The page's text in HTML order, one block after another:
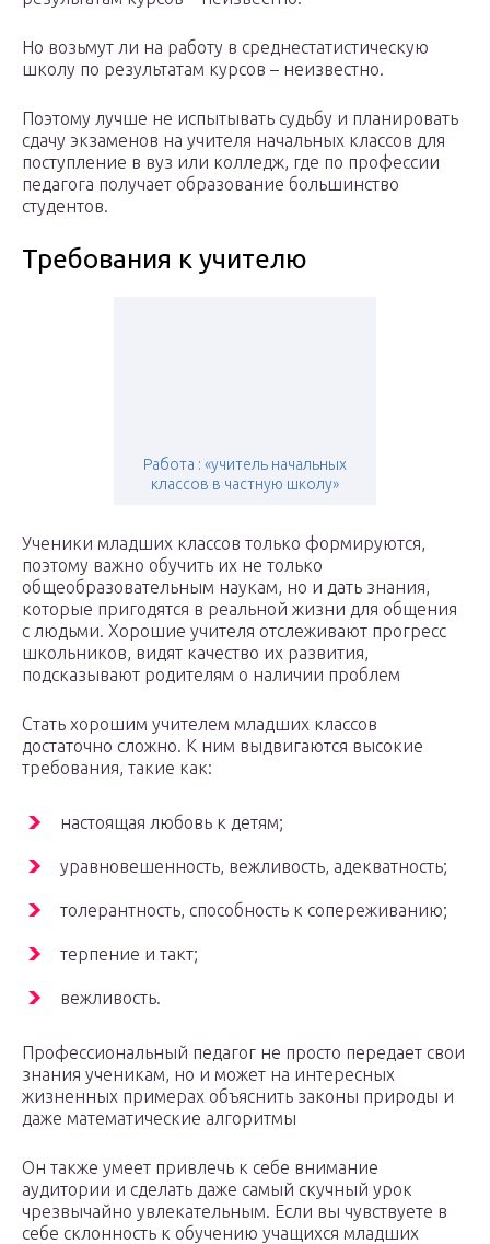
Но возьмут ли на работу в среднестатистическую
школу по результатам курсов – неизвестно.
Поэтому лучше не испытывать судьбу и планировать
сдачу экзаменов на учителя начальных классов для
поступление в вуз или колледж, где по профессии
педагога получает образование большинство
студентов.
Требования к учителю
Работа : «учитель начальных
классов в частную школу»
Ученики младших классов только формируются,
поэтому важно обучить их не только
общеобразовательным наукам, но и дать знания,
которые пригодятся в реальной жизни для общения
с людьми. Хорошие учителя отслеживают прогресс
школьников, видят качество их развития,
подсказывают родителям о наличии проблем
Стать хорошим учителем младших классов
достаточно сложно. К ним выдвигаются высокие
требования, такие как:
настоящая любовь к детям;
уравновешенность, вежливость, адекватность;
толерантность, способность к сопереживанию;
терпение и такт;
вежливость.
Профессиональный педагог не просто передает свои
знания ученикам, но и может на интересных
жизненных примерах объяснить законы природы и
даже математические алгоритмы
Он также умеет привлечь к себе внимание
аудитории и сделать даже самый скучный урок
чрезвычайно увлекательным. Если вы чувствуете в
себе склонность к обучению учащихся младших